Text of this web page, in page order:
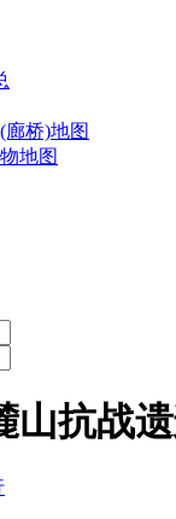
桥)地图
地图
山抗战